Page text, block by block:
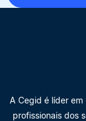
A Cegid é líder
profissionais dos